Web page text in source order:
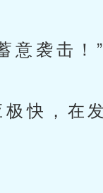
袭击！”
快，在发